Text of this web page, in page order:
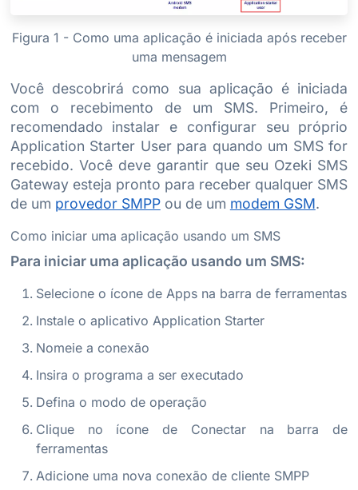
Figura 1 - Como uma aplicação é iniciada após receber
uma mensagem
Você descobrirá como sua aplicação é iniciada
com o recebimento de um SMS. Primeiro, é
recomendado instalar e configurar seu próprio
Application Starter User para quando um SMS for
recebido. Você deve garantir que seu Ozeki SMS
Gateway esteja pronto para receber qualquer SMS
de um provedor SMPPou de um modem GSM.
Como iniciar uma aplicação usando um SMS
Para iniciar uma aplicação usando um SMS:
Selecione o ícone de Apps na barra de ferramentas
Instale o aplicativo Application Starter
Nomeie a conexão
Insira o programa a ser executado
Defina o modo de operação
Clique no ícone de Conectar na barra de
ferramentas
Adicione uma nova conexão de cliente SMPP